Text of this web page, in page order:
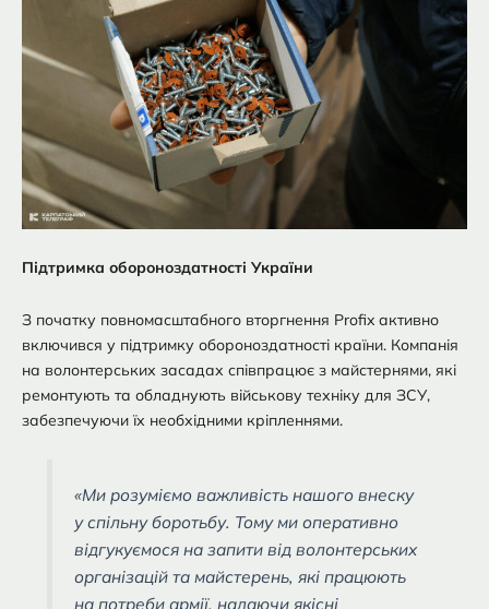
Підтримка обороноздатності України
З початку повномасштабного вторгнення Profix активно
включився у підтримку обороноздатності країни. Компанія
на волонтерських засадах співпрацює з майстернями, які
ремонтують та обладнують військову техніку для ЗСУ,
забезпечуючи їх необхідними кріпленнями.
«Ми розуміємо важливість нашого внеску
у спільну боротьбу. Тому ми оперативно
відгукуємося на запити від волонтерських
організацій та майстерень, які працюють
на потреби армії, надаючи якісні